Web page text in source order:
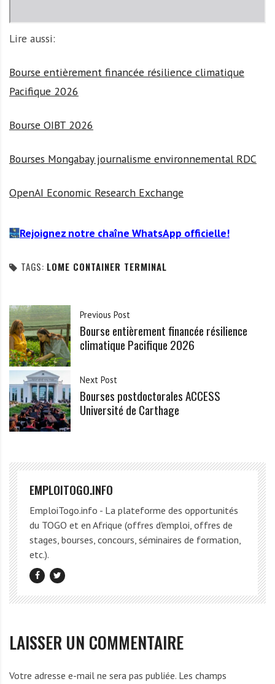
Lire aussi:
Bourse entièrement financée résilience climatique
Pacifique 2026
Bourse OIBT 2026
Bourses Mongabay journalisme environnemental RDC
OpenAI Economic Research Exchange
Rejoignez notre chaîne WhatsApp officielle!
TAGS: LOME CONTAINER TERMINAL
Previous Post
Bourse entièrement financée résilience
climatique Pacifique 2026
Next Post
Bourses postdoctorales ACCESS
Université de Carthage
EMPLOITOGO.INFO
EmploiTogo.info - La plateforme des opportunités
du TOGO et en Afrique (offres d'emploi, offres de
stages, bourses, concours, séminaires de formation,
etc.).
LAISSER UN COMMENTAIRE
Votre adresse e-mail ne sera pas publiée. Les champs